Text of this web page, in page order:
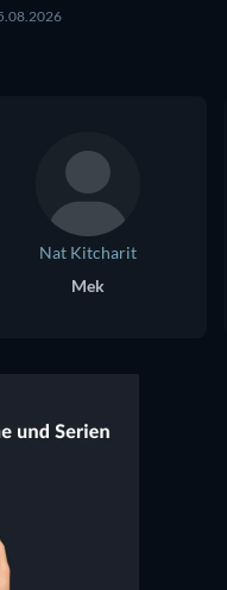
Nat Kitcharit
Mek